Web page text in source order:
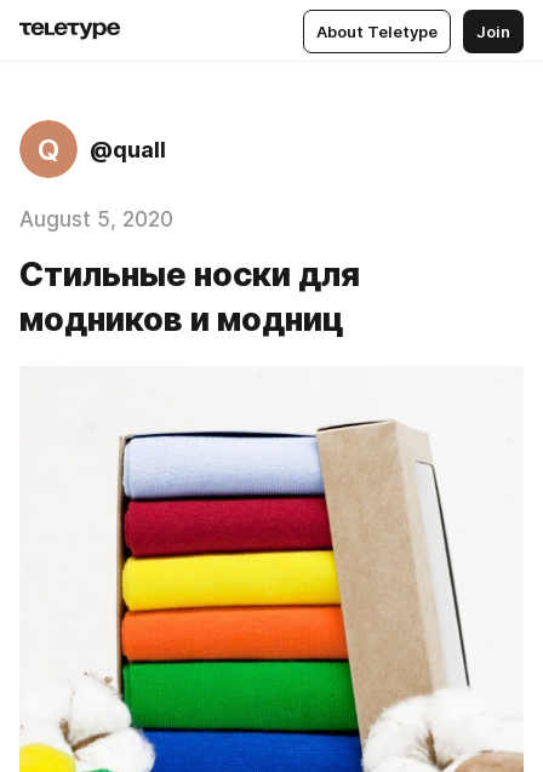
About Teletype Join
Q @quall
August 5, 2020
Стильные носки для
модников и модниц